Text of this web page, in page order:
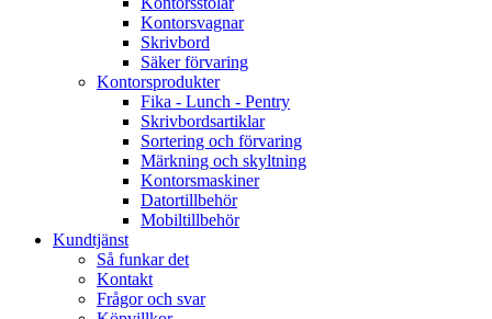
Kontorsvagnar
Skrivbord
Säker förvaring
Kontorsprodukter
Fika - Lunch - Pentry
Skrivbordsartiklar
Sortering och förvaring
Märkning och skyltning
Kontorsmaskiner
Datortillbehör
Mobiltillbehör
Kundtjänst
Så funkar det
Kontakt
Frågor och svar